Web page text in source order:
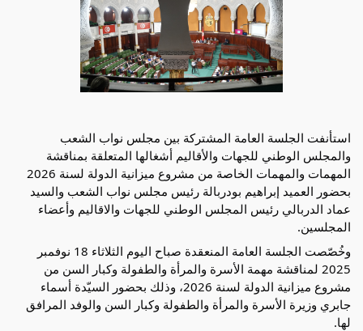
استأنفت الجلسة العامة المشتركة بين مجلس نواب الشعب
والمجلس الوطني للجهات والأقاليم أشغالها المتعلقة بمناقشة
المهمات والمهمات الخاصة من مشروع ميزانية الدولة لسنة 2026
بحضور العميد إبراهيم بودربالة رئيس مجلس نواب الشعب والسيد
عماد الدربالي رئيس المجلس الوطني للجهات والاقاليم وأعضاء
المجلسين.
وخُصّصت الجلسة العامة المنعقدة صباح اليوم الثلاثاء 18 نوفمبر
2025 لمناقشة مهمة الأسرة والمرأة والطفولة وكبار السن من
مشروع ميزانية الدولة لسنة 2026، وذلك بحضور السيّدة أسماء
جابري وزيرة الأسرة والمرأة والطفولة وكبار السن والوفد المرافق
لها.